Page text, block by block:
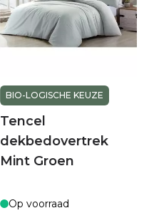
BIO-LOGISCHE KEUZE
Tencel
dekbedovertrek
Mint Groen
Op voorraad